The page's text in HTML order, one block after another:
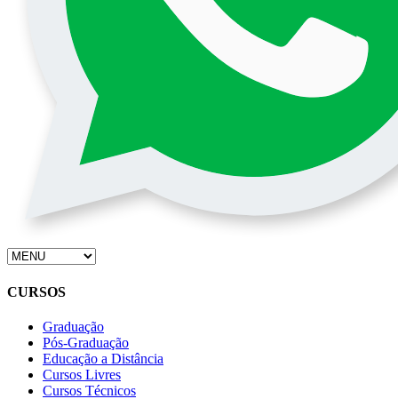
CURSOS
Graduação
Pós-Graduação
Educação a Distância
Cursos Livres
Cursos Técnicos